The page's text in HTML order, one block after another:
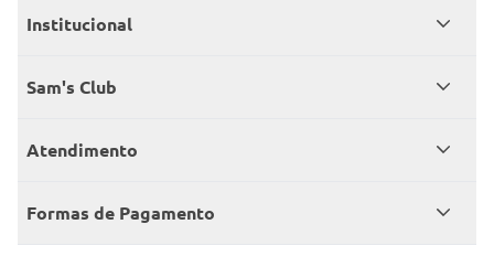
Institucional
Quem somos
Encontre um Clube
Sam's Club
Seja sócio
Member’s Mark
Atendimento
Fale conosco
Atendimento em libras
Formas de Pagamento